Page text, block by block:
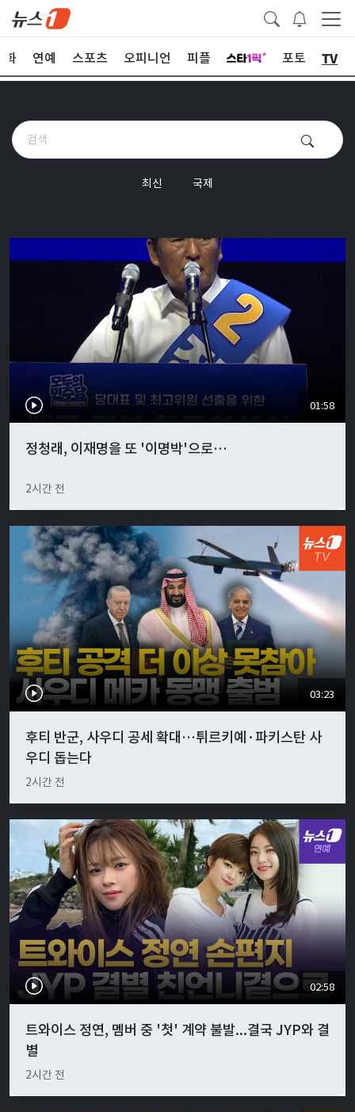
화 연예 스포츠 오피니언 피플 포토 TV
최신 국제
01:58
정청래, 이재명을 또 '이명박'으로…
2시간 전
03:23
후티 반군, 사우디 공세 확대…튀르키예·파키스탄 사
우디 돕는다
2시간 전
02:58
트와이스 정연, 멤버 중 '첫' 계약 불발...결국 JYP와 결
별
2시간 전